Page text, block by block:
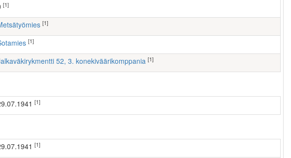
[1]
metsätyömies [1]
Sotamies [1]
Jalkaväkirykmentti 52, 3. konekiväärikomppania [1]
29.07.1941 [1]
29.07.1941 [1]